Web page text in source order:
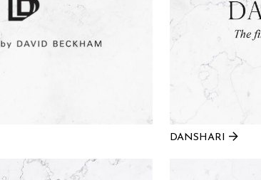
DANSHARI